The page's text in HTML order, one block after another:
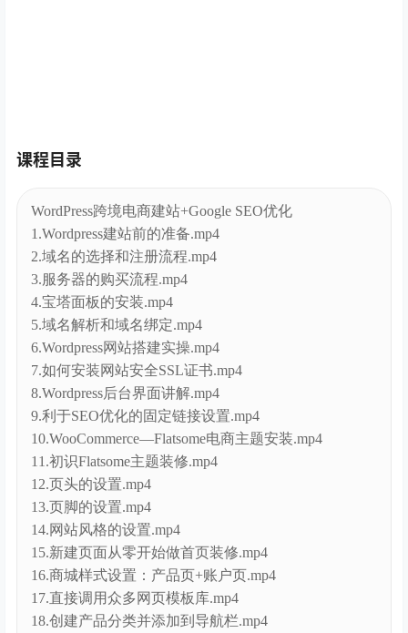
课程目录
WordPress跨境电商建站+Google SEO优化
1.Wordpress建站前的准备.mp4
2.域名的选择和注册流程.mp4
3.服务器的购买流程.mp4
4.宝塔面板的安装.mp4
5.域名解析和域名绑定.mp4
6.Wordpress网站搭建实操.mp4
7.如何安装网站安全SSL证书.mp4
8.Wordpress后台界面讲解.mp4
9.利于SEO优化的固定链接设置.mp4
10.WooCommerce—Flatsome电商主题安装.mp4
11.初识Flatsome主题装修.mp4
12.页头的设置.mp4
13.页脚的设置.mp4
14.网站风格的设置.mp4
15.新建页面从零开始做首页装修.mp4
16.商城样式设置：产品页+账户页.mp4
17.直接调用众多网页模板库.mp4
18.创建产品分类并添加到导航栏.mp4